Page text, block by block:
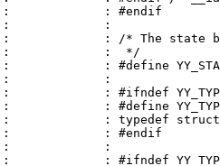
: #endif
:
: /* The state
:  */
: #define
:
: #ifndef
: #define
: typedef
: #endif
:
: #ifndef